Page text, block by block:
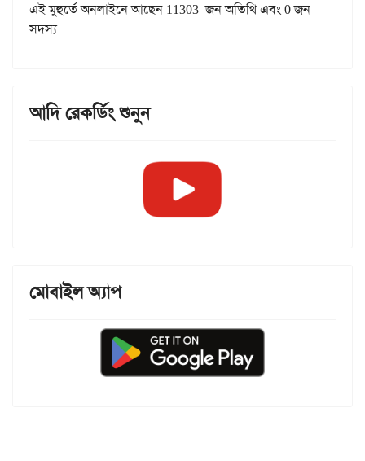
এই মুহুর্তে অনলাইনে আছেন 11303 জন অতিথি এবং 0 জন
সদস্য
আদি রেকর্ডিং শুনুন
মোবাইল অ্যাপ